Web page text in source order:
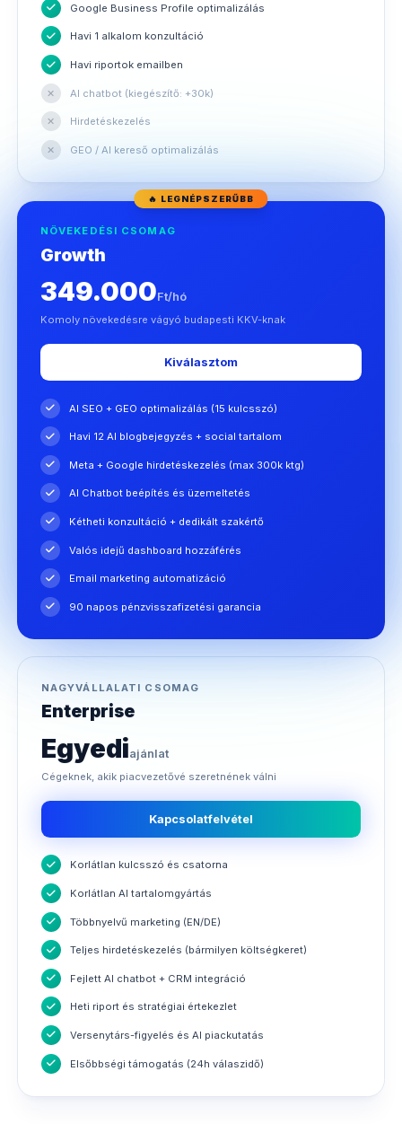
Google Business Profile optimalizálás
Havi 1 alkalom konzultáció
Havi riportok emailben
✕ AI chatbot (kiegészítő: +30k)
✕ Hirdetéskezelés
✕ GEO / AI kereső optimalizálás
🔥 LEGNÉPSZERŰBB
NÖVEKEDÉSI CSOMAG
Growth
349.000Ft/hó
Komoly növekedésre vágyó budapesti KKV-knak
Kiválasztom
AI SEO + GEO optimalizálás (15 kulcsszó)
Havi 12 AI blogbejegyzés + social tartalom
Meta + Google hirdetéskezelés (max 300k ktg)
AI Chatbot beépítés és üzemeltetés
Kétheti konzultáció + dedikált szakértő
Valós idejű dashboard hozzáférés
Email marketing automatizáció
90 napos pénzvisszafizetési garancia
NAGYVÁLLALATI CSOMAG
Enterprise
Egyediajánlat
Cégeknek, akik piacvezetővé szeretnének válni
Kapcsolatfelvétel
Korlátlan kulcsszó és csatorna
Korlátlan AI tartalomgyártás
Többnyelvű marketing (EN/DE)
Teljes hirdetéskezelés (bármilyen költségkeret)
Fejlett AI chatbot + CRM integráció
Heti riport és stratégiai értekezlet
Versenytárs-figyelés és AI piackutatás
Elsőbbségi támogatás (24h válaszidő)